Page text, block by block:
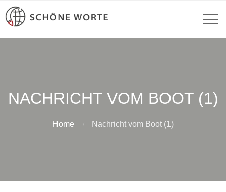
NACHRICHT VOM BOOT (1)
Home Nachricht vom Boot (1)